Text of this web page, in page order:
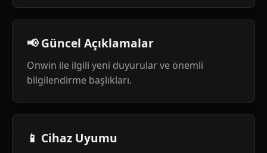
📢 Güncel Açıklamalar
Onwin ile ilgili yeni duyurular ve önemli
bilgilendirme başlıkları.
📱 Cihaz Uyumu